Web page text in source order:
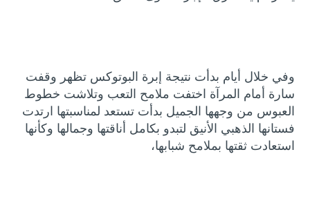
وفي خلال أيام بدأت نتيجة إبرة البوتوكس تظهر وقفت
سارة أمام المرآة اختفت ملامح التعب وتلاشت خطوط
العبوس من وجهها الجميل بدأت تستعد لمناسبتها ارتدت
فستانها الذهبي الأنيق لتبدو بكامل أناقتها وجمالها وكأنها
استعادت ثقتها بملامح شبابها،